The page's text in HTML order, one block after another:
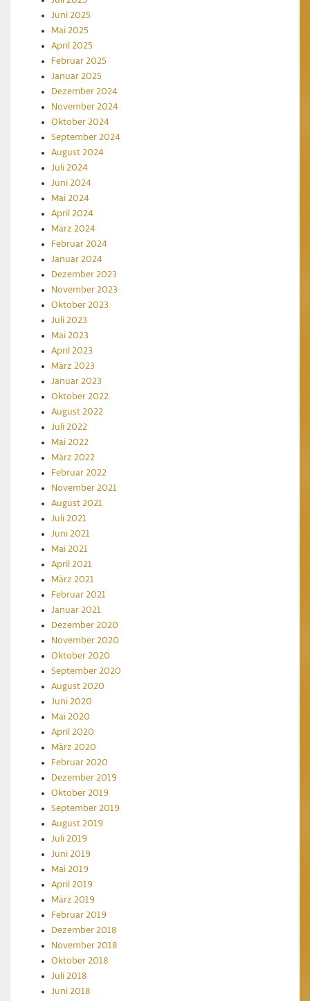
Juni 2025
Mai 2025
April 2025
Februar 2025
Januar 2025
Dezember 2024
November 2024
Oktober 2024
September 2024
August 2024
Juli 2024
Juni 2024
Mai 2024
April 2024
März 2024
Februar 2024
Januar 2024
Dezember 2023
November 2023
Oktober 2023
Juli 2023
Mai 2023
April 2023
März 2023
Januar 2023
Oktober 2022
August 2022
Juli 2022
Mai 2022
März 2022
Februar 2022
November 2021
August 2021
Juli 2021
Juni 2021
Mai 2021
April 2021
März 2021
Februar 2021
Januar 2021
Dezember 2020
November 2020
Oktober 2020
September 2020
August 2020
Juni 2020
Mai 2020
April 2020
März 2020
Februar 2020
Dezember 2019
Oktober 2019
September 2019
August 2019
Juli 2019
Juni 2019
Mai 2019
April 2019
März 2019
Februar 2019
Dezember 2018
November 2018
Oktober 2018
Juli 2018
Juni 2018